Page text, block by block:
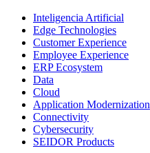
Inteligencia Artificial
Edge Technologies
Customer Experience
Employee Experience
ERP Ecosystem
Data
Cloud
Application Modernization
Connectivity
Cybersecurity
SEIDOR Products